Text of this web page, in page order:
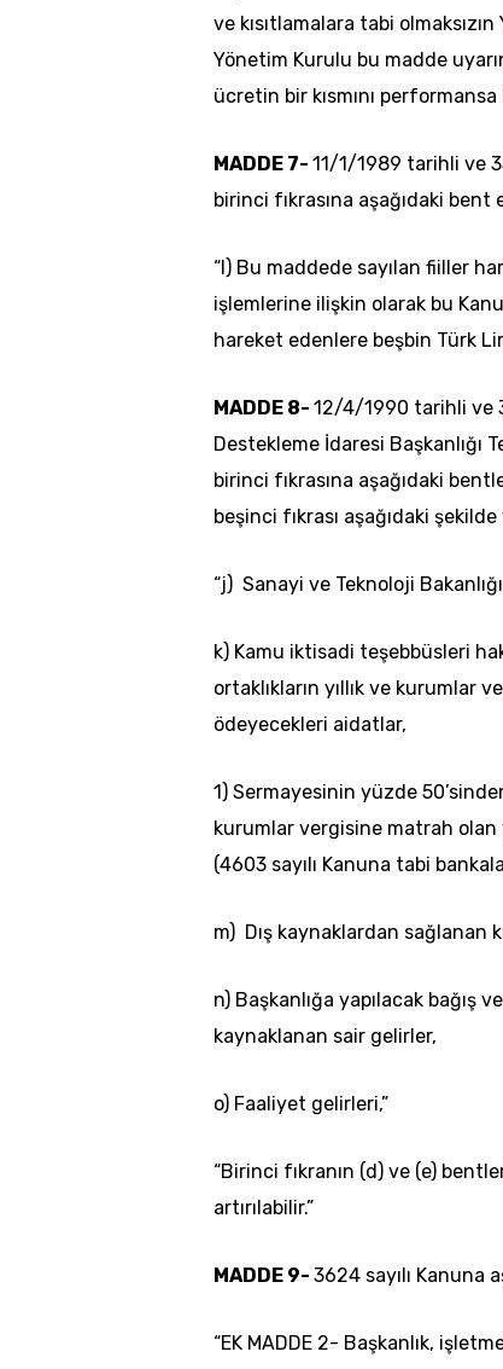
ve kısıtlamalara tabi
Yönetim Kurulu bu madde
ücretin bir kısmını
MADDE 7- 11/1/1989 tarihli ve
birinci fıkrasına aşağıdaki bent
“l) Bu maddede sayılan fiiller
işlemlerine ilişkin olarak bu
hareket edenlere beşbin Türk
MADDE 8- 12/4/1990 tarihli ve
Destekleme İdaresi
birinci fıkrasına aşağıdaki
beşinci fıkrası aşağıdaki
“j) Sanayi ve Teknoloji
k) Kamu iktisadi teşebbüsleri
ortaklıkların yıllık ve kurumlar
ödeyecekleri aidatlar,
1) Sermayesinin yüzde
kurumlar vergisine matrah olan
(4603 sayılı Kanuna tabi
m) Dış kaynaklardan sağlanan
n) Başkanlığa yapılacak bağış
kaynaklanan sair gelirler,
o) Faaliyet gelirleri,”
“Birinci fıkranın (d) ve (e)
artırılabilir.”
MADDE 9- 3624 sayılı Kanuna
“EK MADDE 2- Başkanlık,